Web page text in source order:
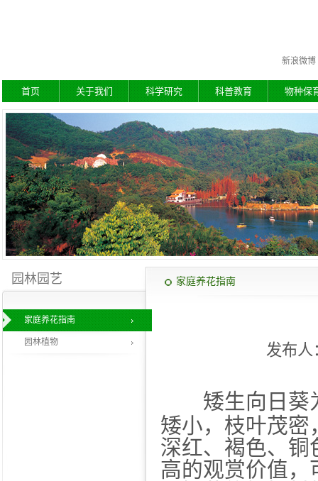
新浪微博
首页 关于我们 科学研究 科普教育 物种保
家庭养花指南
发布人
矮生向日葵
矮小，枝叶茂密
深红、褐色、铜
高的观赏价值，
园林园艺
家庭养花指南
园林植物